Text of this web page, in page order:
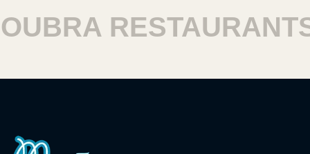
RESTAURANTS